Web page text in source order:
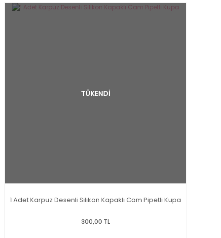
TÜKENDİ
1 Adet Karpuz Desenli Silikon Kapaklı Cam Pipetli Kupa
300,00 TL